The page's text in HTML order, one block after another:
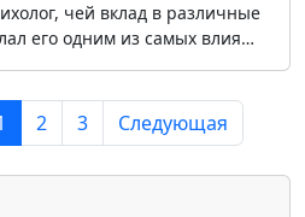
чей вклад в различные
его одним из самых влия…
2 3 Следующая